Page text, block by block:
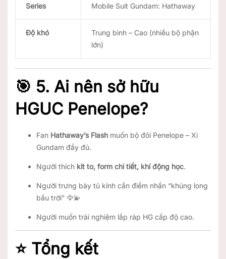
Series Mobile Suit Gundam: Hathaway
Độ khó
Trung bình – Cao (nhiều bộ phận
lớn)
🎯 5. Ai nên sở hữu
HGUC Penelope?
Fan Hathaway’s Flash muốn bộ đôi Penelope – Xi
Gundam đầy đủ.
Người thích kit to, form chi tiết, khí động học.
Người trưng bày tủ kính cần điểm nhấn “khủng long
bầu trời” 🦅💫
Người muốn trải nghiệm lắp ráp HG cấp độ cao.
⭐ Tổng kết